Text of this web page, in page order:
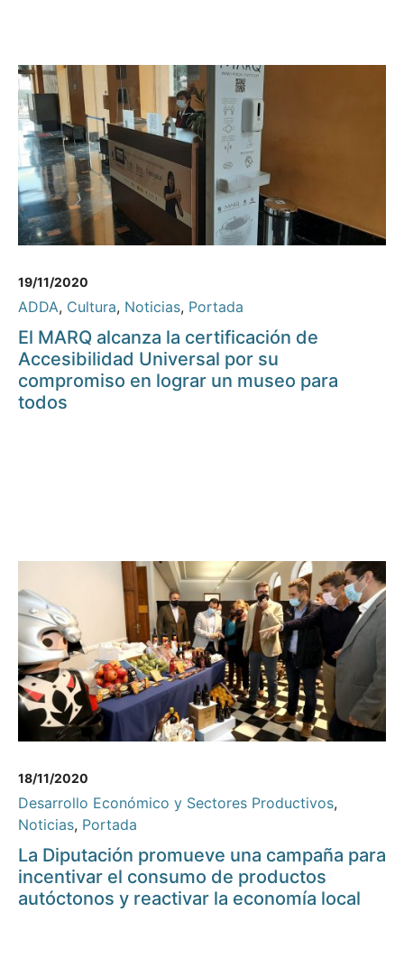
19/11/2020
ADDA, Cultura, Noticias, Portada
El MARQ alcanza la certificación de
Accesibilidad Universal por su
compromiso en lograr un museo para
todos
18/11/2020
Desarrollo Económico y Sectores Productivos,
Noticias, Portada
La Diputación promueve una campaña para
incentivar el consumo de productos
autóctonos y reactivar la economía local